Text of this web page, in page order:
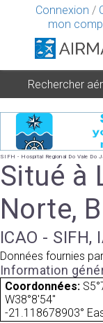
Connexion /
mon
Rechercher
SIFH - Hospital Regional Do Vale Do
Situé à
Norte,
ICAO - SIFH,
Données fournies par
Information
Coordonnées:
W38°8'54"
-21.118678903°